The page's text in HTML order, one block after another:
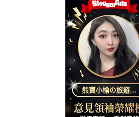
熊寶小榆の旅遊日
記